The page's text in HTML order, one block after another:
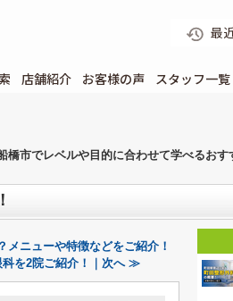
最
店舗紹介 お客様の声 スタッフ一覧
橋市でレベルや目的に合わせて学べるおす
ニューや特徴などをご紹介！
科を2院ご紹介！｜次へ ≫